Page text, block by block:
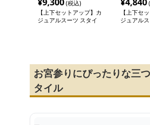
(税込)
【上下セットアップ】カ
ジュアルスーツ スタイ
【上下セ
ジュアル
お宮参りにぴったりな三
タイル